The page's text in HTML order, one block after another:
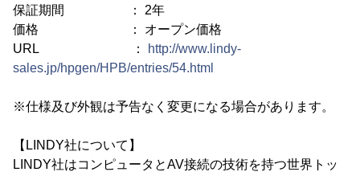
保証期間 ： 2年
価格 ： オープン価格
URL ：
http://www.lindy-
sales.jp/hpgen/HPB/entries/54.html
※仕様及び外観は予告なく変更になる場合があります。
【LINDY社について】
LINDY社はコンピュータとAV接続の技術を持つ世界トッ